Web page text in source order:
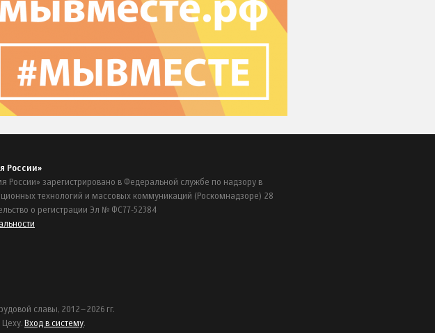
России»
России» зарегистрировано в Федеральной службе по надзору в
технологий и массовых коммуникаций (Роскомнадзоре) 28
о регистрации Эл № ФС77-52384
славы, 2012–2026 гг.
Вход в систему.